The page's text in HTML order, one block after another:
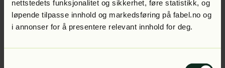
nettstedets funksjonalitet og sikkerhet, føre statistikk, og
løpende tilpasse innhold og markedsføring på fabel.no og
i annonser for å presentere relevant innhold for deg.